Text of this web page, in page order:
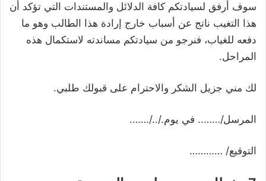
سوف أرفق لسيادتكم كافة الدلائل والمستندات التي تؤكد أن
هذا التغيب ناتج عن أسباب خارج إرادة هذا الطالب وهو ما
دفعه للغياب، فنرجو من سيادتكم مساندته لاستكمال هذه
المراحل.
لك مني جزيل الشكر والاحترام على قبولك طلبي.
المرسل/…….. في يوم./../…….
التوقيع/ …………